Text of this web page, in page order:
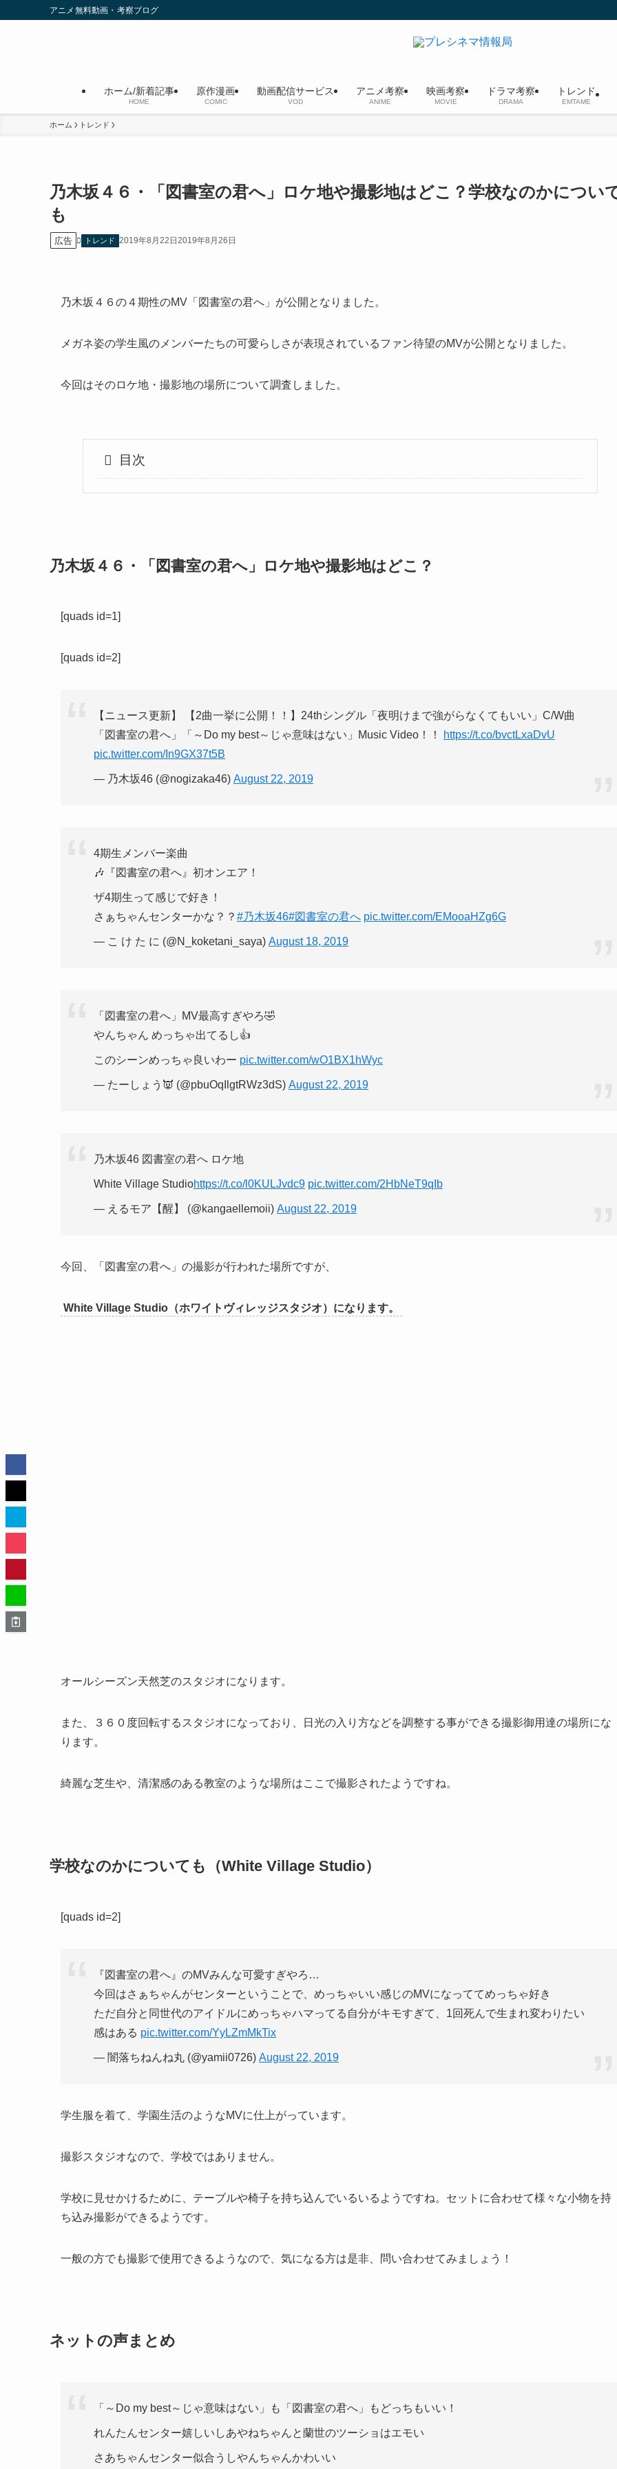
アニメ無料動画・考察ブログ
ホーム/新着記事
HOME
原作漫画
COMIC
動画配信サービス
VOD
アニメ考察
ANIME
映画考察
MOVIE
ドラマ考察
DRAMA
トレンド
EMTAME
ホーム トレンド
乃木坂４６・「図書室の君へ」ロケ地や撮影地はどこ？学校なのかについ
も
広告 トレンド 2019年8月22日 2019年8月26日
乃木坂４６の４期性のMV「図書室の君へ」が公開となりました。
メガネ姿の学生風のメンバーたちの可愛らしさが表現されているファン待望のMVが公開となりました。
今回はそのロケ地・撮影地の場所について調査しました。
目次
乃木坂４６・「図書室の君へ」ロケ地や撮影地はどこ？
[quads id=1]
[quads id=2]
【ニュース更新】 【2曲一挙に公開！！】24thシングル「夜明けまで強がらなくてもいい」C/W曲
「図書室の君へ」「～Do my best～じゃ意味はない」Music Video！！
https://t.co/bvctLxaDvU
pic.twitter.com/In9GX37t5B
— 乃木坂46 (@nogizaka46) August 22, 2019
4期生メンバー楽曲
🎶『図書室の君へ』初オンエア！
ザ4期生って感じで好き！
さぁちゃんセンターかな？？ #乃木坂46#図書室の君へ pic.twitter.com/EMooaHZg6G
— こ け た に (@N_koketani_saya) August 18, 2019
「図書室の君へ」MV最高すぎやろ🤣
やんちゃん めっちゃ出てるし👍
このシーンめっちゃ良いわー pic.twitter.com/wO1BX1hWyc
— たーしょう👿 (@pbuOqIlgtRWz3dS) August 22, 2019
乃木坂46 図書室の君へ ロケ地
White Village Studiohttps://t.co/l0KULJvdc9 pic.twitter.com/2HbNeT9qIb
— えるモア【醒】 (@kangaellemoii) August 22, 2019
今回、「図書室の君へ」の撮影が行われた場所ですが、
White Village Studio（ホワイトヴィレッジスタジオ）になります。
オールシーズン天然芝のスタジオになります。
また、３６０度回転するスタジオになっており、日光の入り方などを調整する事ができる撮影御用達の場所にな
ります。
綺麗な芝生や、清潔感のある教室のような場所はここで撮影されたようですね。
学校なのかについても（White Village Studio）
[quads id=2]
『図書室の君へ』のMVみんな可愛すぎやろ…
今回はさぁちゃんがセンターということで、めっちゃいい感じのMVになっててめっちゃ好き
ただ自分と同世代のアイドルにめっちゃハマってる自分がキモすぎて、1回死んで生まれ変わりたい
感はある pic.twitter.com/YyLZmMkTix
— 闇落ちねんね丸 (@yamii0726) August 22, 2019
学生服を着て、学園生活のようなMVに仕上がっています。
撮影スタジオなので、学校ではありません。
学校に見せかけるために、テーブルや椅子を持ち込んでいるいるようですね。セットに合わせて様々な小物を持
ち込み撮影ができるようです。
一般の方でも撮影で使用できるようなので、気になる方は是非、問い合わせてみましょう！
ネットの声まとめ
「～Do my best～じゃ意味はない」も「図書室の君へ」もどっちもいい！
れんたんセンター嬉しいしあやねちゃんと蘭世のツーショはエモい
さあちゃんセンター似合うしやんちゃんかわいい